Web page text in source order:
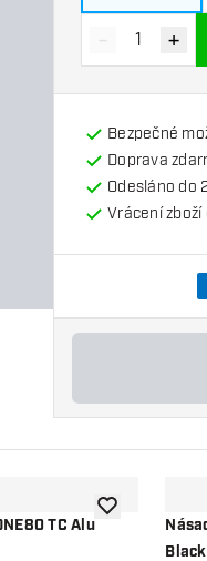
Snížit
- +
Bezpečné
Doprava
Odesláno do
Vrácení zboží
TC AluPřidat do